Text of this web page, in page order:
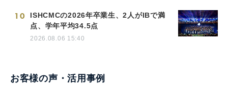
10
ISHCMCの2026年卒業生、2人がIBで満
点、学年平均34.5点
2026.08.06 15:40
お客様の声・活用事例